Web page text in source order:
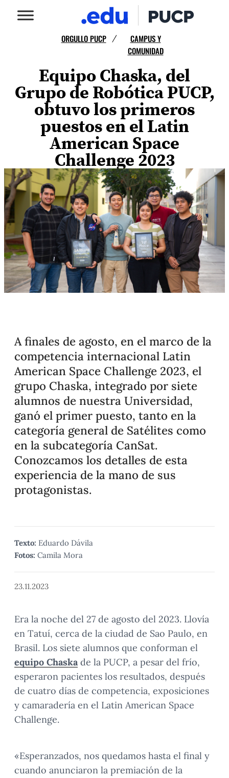
ORGULLO PUCP /
CAMPUS Y
COMUNIDAD
Equipo Chaska, del
Grupo de Robótica PUCP,
obtuvo los primeros
puestos en el Latin
American Space
Challenge 2023
A finales de agosto, en el marco de la
competencia internacional Latin
American Space Challenge 2023, el
grupo Chaska, integrado por siete
alumnos de nuestra Universidad,
ganó el primer puesto, tanto en la
categoría general de Satélites como
en la subcategoría CanSat.
Conozcamos los detalles de esta
experiencia de la mano de sus
protagonistas.
Texto: Eduardo Dávila
Fotos: Camila Mora
23.11.2023
Era la noche del 27 de agosto del 2023. Llovía
en Tatuí, cerca de la ciudad de Sao Paulo, en
Brasil. Los siete alumnos que conforman el
equipo Chaskade la PUCP, a pesar del frío,
esperaron pacientes los resultados, después
de cuatro días de competencia, exposiciones
y camaradería en el Latin American Space
Challenge.
«Esperanzados, nos quedamos hasta el final y
cuando anunciaron la premiación de la